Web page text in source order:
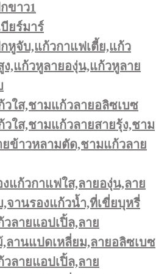
ขาว1
ยร์มาร์
กหูจับ,แก้วกาแฟเตี้ย,แก้ว
ง,แก้วหูลายองุ่น,แก้วหูลาย
วใส,ชามแก้วลายอลิซเบซ
วใส,ชามแก้วลายสายรุ้ง,ชาม
ยข้าวหลามตัด,ชามแก้วลาย
แก้วกาแฟใส,ลายองุ่น,ลาย
,จานรองแก้วน้ำ,ที่เขี่ยบุหรี่
ลายแอปเปิ้ล,ลาย
,ลานแปดเหลี่ยม,ลายอลิซเบซ
ลายแอปเปิ้ล,ลาย